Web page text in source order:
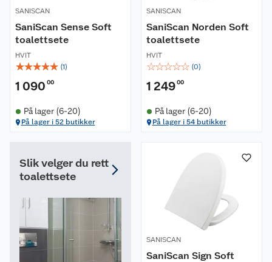
SANISCAN
SaniScan Sense Soft
toalettsete
HVIT
☆☆☆☆☆ (1)
1 090 00
På lager (6-20)
På lager i 52 butikker
SANISCAN
SaniScan Norden Soft
toalettsete
HVIT
☆☆☆☆☆ (0)
1 24900
På lager (6-20)
På lager i 54 butikker
Slik velger du rett
toalettsete
SANISCAN
SaniScan Sign Soft